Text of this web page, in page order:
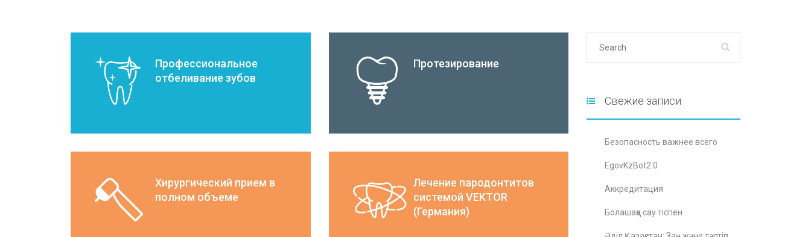
Профессиональное
отбеливание зубов
Протезирование
Хирургический прием в
полном объеме
Лечение пародонтитов
системой VEKTOR
(Германия)
Свежие записи
Безопасность важнее всего
EgovKzBot2.0
Аккредитация
Болашаққа сау тіспен